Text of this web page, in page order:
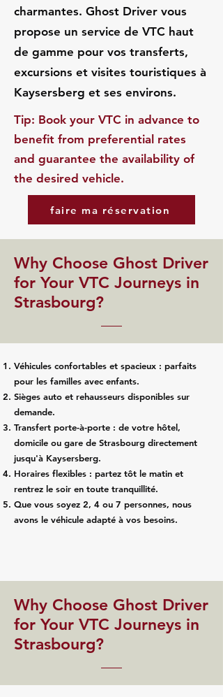
charmantes. Ghost Driver vous
propose un service de VTC haut
de gamme pour vos transferts,
excursions et visites touristiques à
Kaysersberg et ses environs.
​Tip: Book your VTC in advance to
benefit from preferential rates
and guarantee the availability of
the desired vehicle.
faire ma réservation
​Why Choose Ghost Driver
for Your VTC Journeys in
Strasbourg?
Véhicules confortables et spacieux : parfaits
pour les familles avec enfants.
Sièges auto et rehausseurs disponibles sur
demande.
Transfert porte-à-porte : de votre hôtel,
domicile ou gare de Strasbourg directement
jusqu'à Kaysersberg.
Horaires flexibles : partez tôt le matin et
rentrez le soir en toute tranquillité.
Que vous soyez 2, 4 ou 7 personnes, nous
avons le véhicule adapté à vos besoins.
​Why Choose Ghost Driver
for Your VTC Journeys in
Strasbourg?